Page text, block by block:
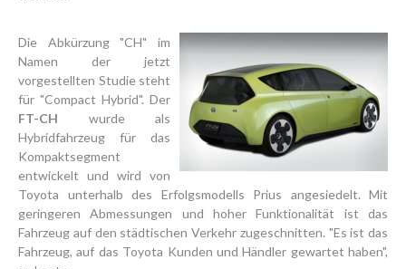
Die Abkürzung "CH" im
Namen der jetzt
vorgestellten Studie steht
für "Compact Hybrid". Der
FT-CH wurde als
Hybridfahrzeug für das
Kompaktsegment
entwickelt und wird von
Toyota unterhalb des Erfolgsmodells Prius angesiedelt. Mit
geringeren Abmessungen und hoher Funktionalität ist das
Fahrzeug auf den städtischen Verkehr zugeschnitten. "Es ist das
Fahrzeug, auf das Toyota Kunden und Händler gewartet haben",